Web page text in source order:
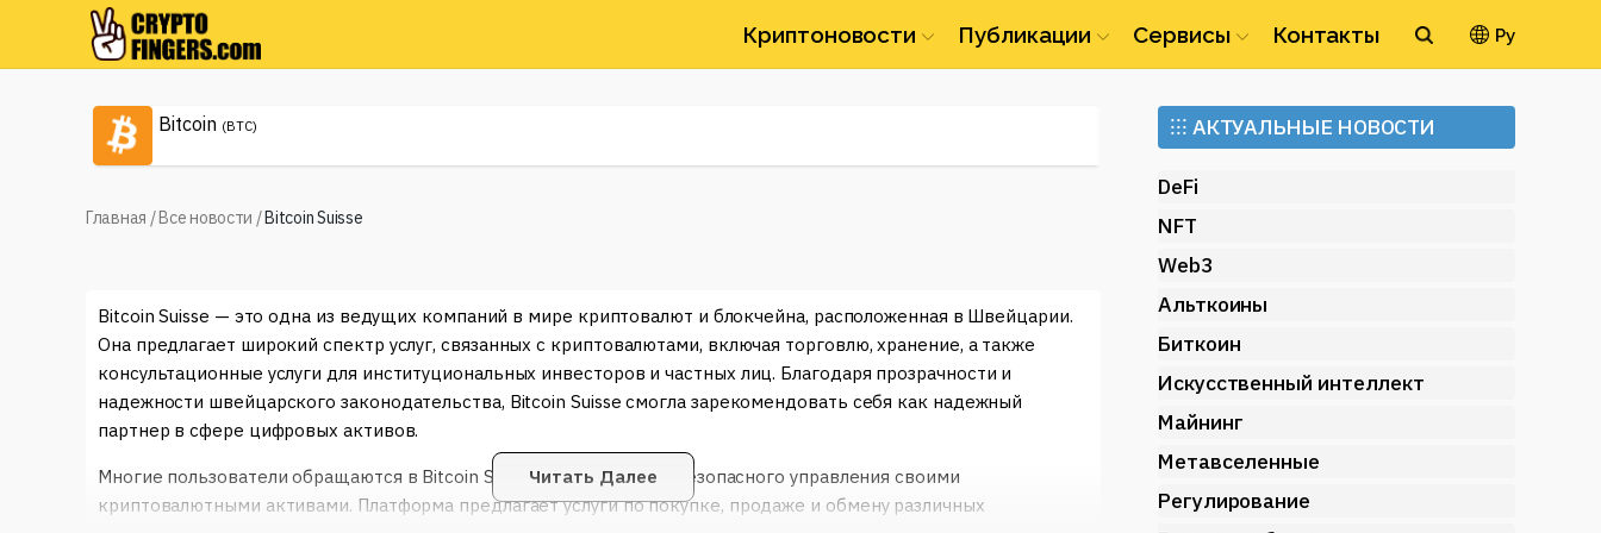
Криптоновости Публикации Сервисы Контакты Ру
Bitcoin (BTC) Ethereum (ETH)
Главная /Все новости /Bitcoin Suisse
Bitcoin Suisse — это одна из ведущих компаний в мире криптовалют и блокчейна, расположенная в Швейцарии.
Она предлагает широкий спектр услуг, связанных с криптовалютами, включая торговлю, хранение, а также
консультационные услуги для институциональных инвесторов и частных лиц. Благодаря прозрачности и
надежности швейцарского законодательства, Bitcoin Suisse смогла зарекомендовать себя как надежный
партнер в сфере цифровых активов.
Многие пользователи обращаются в Bitcoin Suisse для удобного и безопасного управления своими
криптовалютными активами. Платформа предлагает услуги по покупке, продаже и обмену различных
Читать Далее
⁝⁝⁝ АКТУАЛЬНЫЕ НОВОСТИ
DeFi
NFT
Web3
Альткоины
Биткоин
Искусственный интеллект
Майнинг
Метавселенные
Регулирование